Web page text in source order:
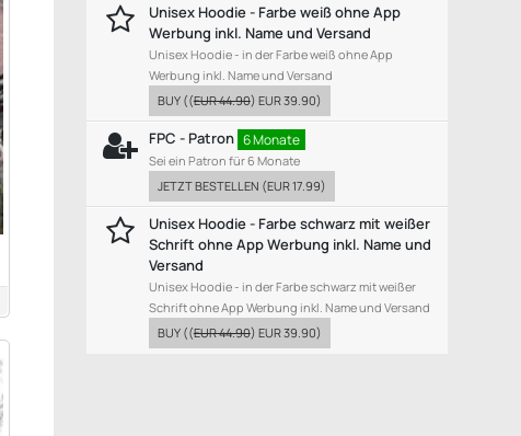
Unisex Hoodie - Farbe weiß ohne App
Werbung inkl. Name und Versand
Unisex Hoodie - in der Farbe weiß ohne App
Werbung inkl. Name und Versand
BUY ((EUR 44.90) EUR 39.90)
FPC - Patron 6 Monate
Sei ein Patron für 6 Monate
JETZT BESTELLEN (EUR 17.99)
Unisex Hoodie - Farbe schwarz mit weißer
Schrift ohne App Werbung inkl. Name und
Versand
Unisex Hoodie - in der Farbe schwarz mit weißer
Schrift ohne App Werbung inkl. Name und Versand
BUY ((EUR 44.90) EUR 39.90)